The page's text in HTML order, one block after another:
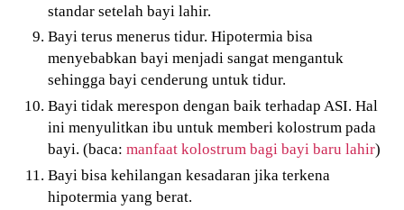
standar setelah bayi lahir.
Bayi terus menerus tidur. Hipotermia bisa
menyebabkan bayi menjadi sangat mengantuk
sehingga bayi cenderung untuk tidur.
Bayi tidak merespon dengan baik terhadap ASI. Hal
ini menyulitkan ibu untuk memberi kolostrum pada
bayi. (baca:manfaat kolostrum bagi bayi baru lahir)
Bayi bisa kehilangan kesadaran jika terkena
hipotermia yang berat.